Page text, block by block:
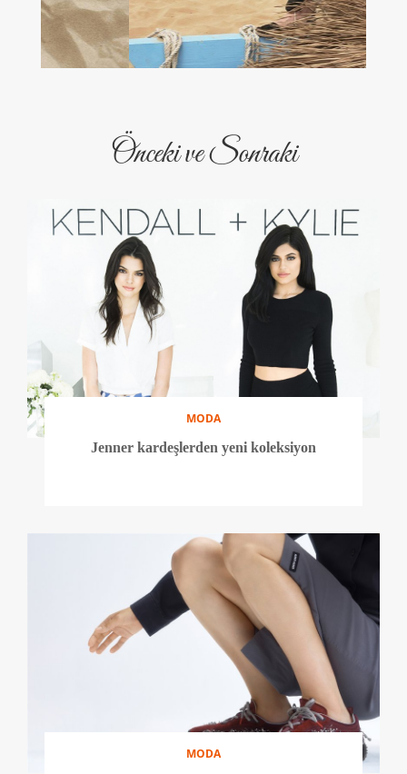
Önceki ve Sonraki
MODA
Jenner kardeşlerden yeni koleksiyon
MODA